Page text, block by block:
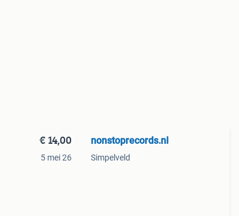
€ 14,00
5 mei 26
nonstoprecords.nl
Simpelveld